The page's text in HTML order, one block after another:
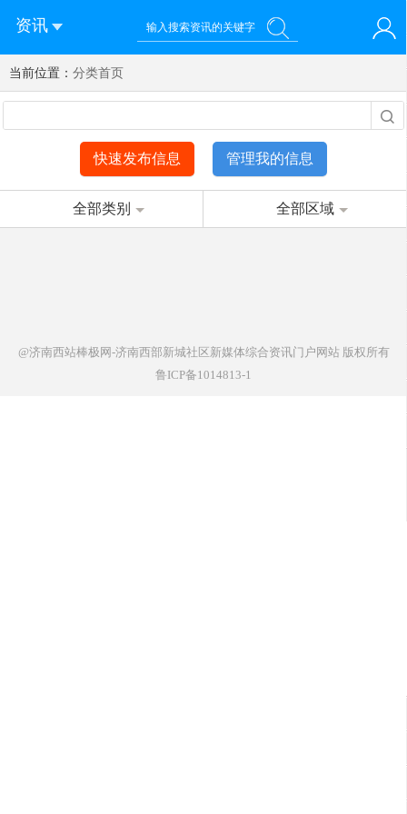
资讯
您好！欢迎来到济南西站棒极网-济南西部新城社区新媒体综
合资讯门户网站
登录 注册 微信快速登录
当前位置： 分类首页
快速发布信息 管理我的信息
全部类别 全部区域
@济南西站棒极网-济南西部新城社区新媒体综合资讯门户网站版权所有
鲁ICP备1014813-1